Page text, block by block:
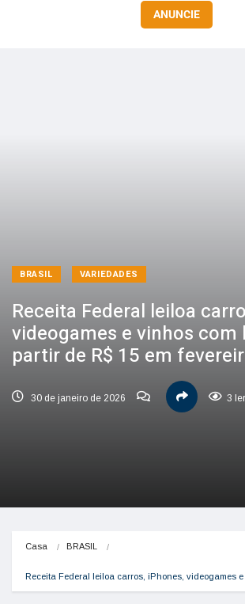
ANUNCIE
BRASIL VARIEDADES
Receita Federal leiloa
videogames e vinhos com
partir de R$ 15 em
30 de janeiro de 2026 3
Casa BRASIL
Receita Federal leiloa carros, iPhones, videogames